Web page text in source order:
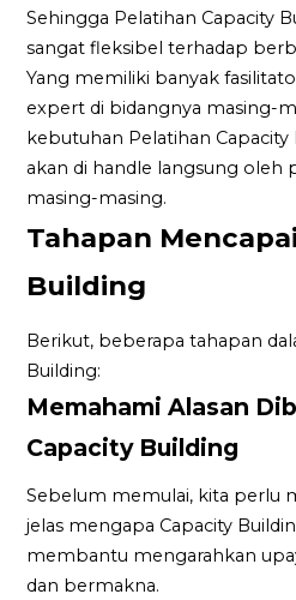
Sehingga Pelatihan Capacity
sangat fleksibel terhadap
Yang memiliki banyak
expert di bidangnya masing-
kebutuhan Pelatihan Capacity
akan di handle langsung oleh
masing-masing.
Tahapan
Building
Berikut, beberapa tahapan
Building:
Memahami Alasan
Capacity Building
Sebelum memulai, kita perlu
jelas mengapa Capacity
membantu mengarahkan
dan bermakna.